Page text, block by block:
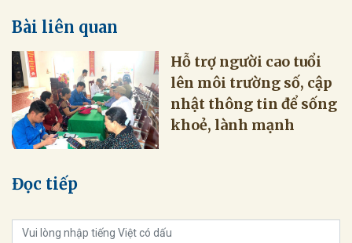
Bài liên quan
Hỗ trợ người cao tuổi
lên môi trường số, cập
nhật thông tin để sống
khoẻ, lành mạnh
Đọc tiếp